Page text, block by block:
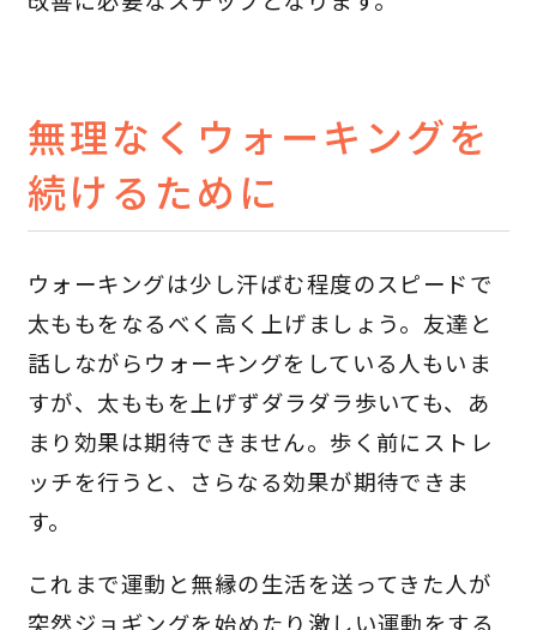
無理なくウォーキングを
続けるために
ウォーキングは少し汗ばむ程度のスピードで
太ももをなるべく高く上げましょう。友達と
話しながらウォーキングをしている人もいま
すが、太ももを上げずダラダラ歩いても、あ
まり効果は期待できません。歩く前にストレ
ッチを行うと、さらなる効果が期待できま
す。
これまで運動と無縁の生活を送ってきた人が
突然ジョギングを始めたり激しい運動をする